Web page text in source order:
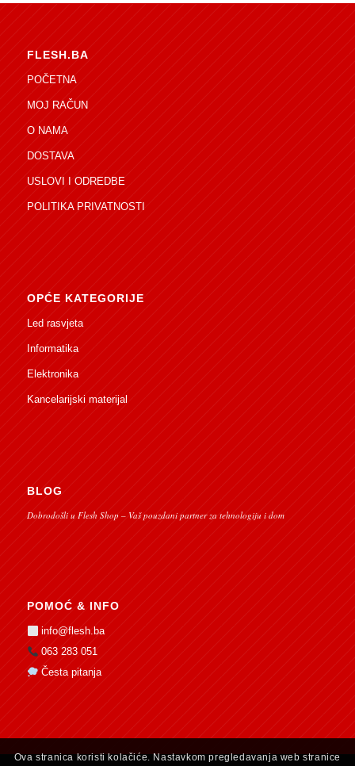
FLESH.BA
POČETNA
MOJ RAČUN
O NAMA
DOSTAVA
USLOVI I ODREDBE
POLITIKA PRIVATNOSTI
OPĆE KATEGORIJE
Led rasvjeta
Informatika
Elektronika
Kancelarijski materijal
BLOG
Dobrodošli u Flesh Shop – Vaš pouzdani partner za tehnologiju i dom
POMOĆ & INFO
info@flesh.ba
063 283 051
Česta pitanja
Ova stranica koristi kolačiće. Nastavkom pregledavanja web stranice